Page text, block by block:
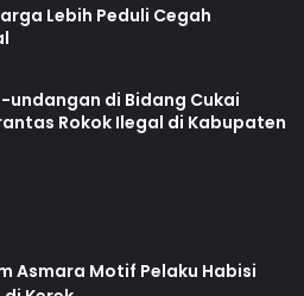
Lebih Peduli Cegah
undangan di Bidang Cukai
Rokok Ilegal di Kabupaten
Asmara Motif Pelaku Habisi